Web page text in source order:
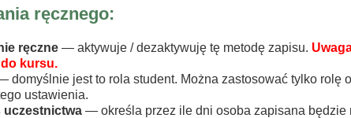
ręcznego:
ręczne — aktywuje / dezaktywuję tę metodę zapisu.
kursu.
domyślnie jest to rola student. Można zastosować tylko rolę
ustawienia.
uczestnictwa — określa przez ile dni osoba zapisana będzie